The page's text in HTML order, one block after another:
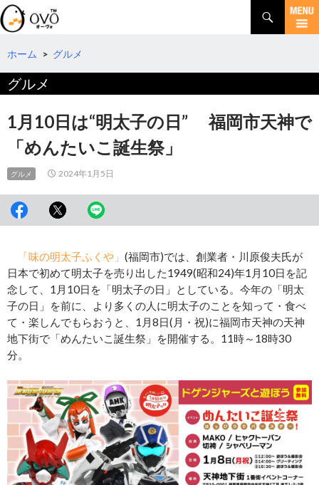
検
索
コ
テ
ツ
へ
ホーム > グルメ
グルメ
1月10日は“明太子の日” 福岡市天神で
「めんたいこ誕生祭」
グルメ 2024年1月5日
「味の明太子ふくや」 (福岡市)では、創業者・川原俊夫氏が
日本で初めて明太子を売り出した1949(昭和24)年1月10日を記
念して、1月10日を「明太子の日」としている。今年の「明太
子の日」を前に、より多くの人に明太子のことを知って・食べ
て・楽しんでもらおうと、1月8日(月・祝)に福岡市天神の天神
地下街で「めんたいこ誕生祭」を開催する。11時～18時30
分。